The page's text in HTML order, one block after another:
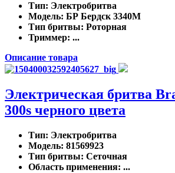
Тип: Электробритва
Модель: БР Бердск 3340М
Тип бритвы: Роторная
Триммер: ...
Описание товара
Электрическая бритва
300s черного цвета
Тип: Электробритва
Модель: 81569923
Тип бритвы: Сеточная
Область применения: ...